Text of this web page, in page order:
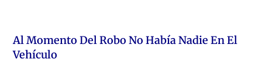
Al Momento Del Robo No Había Nadie En El
Vehículo